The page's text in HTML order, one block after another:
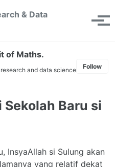
& Data
Toggle
of Maths.
and data science Follow
Baru si
InsyaAllah si Sulung akan
yang relatif dekat